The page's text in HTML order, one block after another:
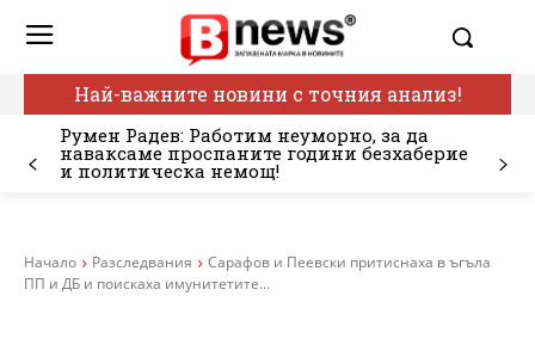
Най-важните новини с точния анализ!
Румен Радев: Работим неуморно, за да
наваксаме проспаните години безхаберие
и политическа немощ!
Начало Разследвания
Сарафов и Пеевски притиснаха в ъгъла
ПП и ДБ и поискаха имунитетите...